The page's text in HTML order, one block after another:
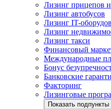
Лизинг прицепов
Лизинг автобусов
Лизинг IT-
Лизинг
Лизинг такси
Финансовый
Международные
Бонус
Банковские
Факторинг
Лизинговые
Показать